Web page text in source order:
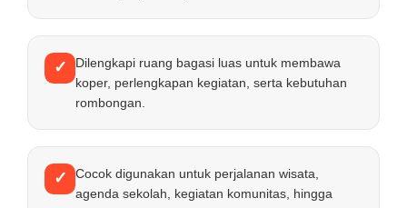
✓
Dilengkapi ruang bagasi luas untuk membawa
koper, perlengkapan kegiatan, serta kebutuhan
rombongan.
✓
Cocok digunakan untuk perjalanan wisata,
agenda sekolah, kegiatan komunitas, hingga